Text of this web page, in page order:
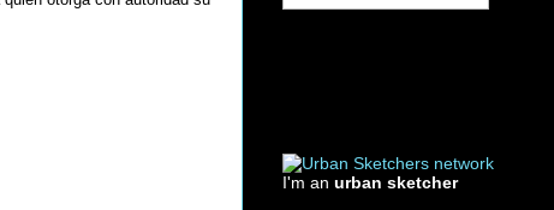
I'm an urban sketcher